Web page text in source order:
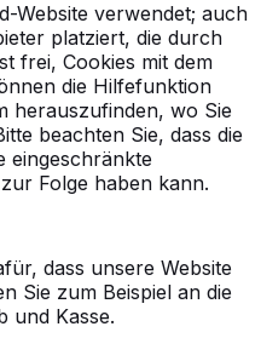
Website verwendet; auch
platziert, die durch
frei, Cookies mit dem
die Hilfefunktion
herauszufinden, wo Sie
beachten Sie, dass die
eingeschränkte
Folge haben kann.
dass unsere Website
Sie zum Beispiel an die
und Kasse.